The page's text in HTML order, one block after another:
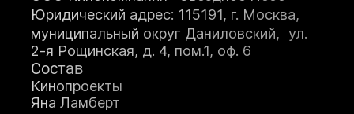
Юридический адрес: 115191, г. Москва,
муниципальный округ Даниловский, ул.
2-я Рощинская, д. 4, пом.1, оф. 6
Состав
Кинопроекты
Яна Ламберт